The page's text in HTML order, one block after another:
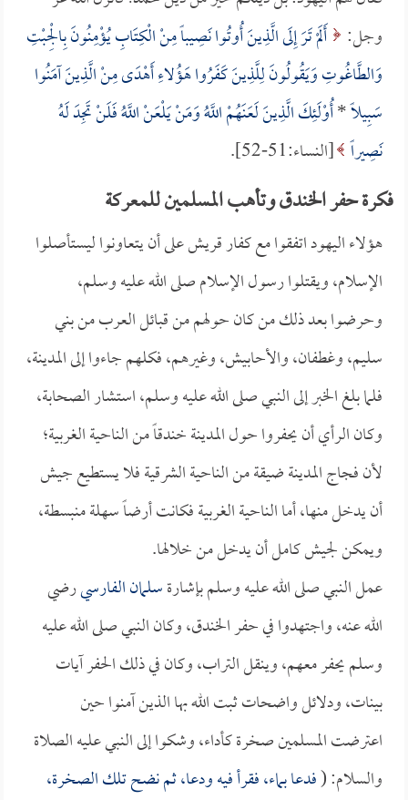
وجل: أَلَمْ تَرَ إِلَى الَّذِينَ أُوتُوا نَصِيباً مِنْ الْكِتَابِ يُؤْمِنُونَ بِالْجِبْتِ
وَالطَّاغُوتِ وَيَقُولُونَ لِلَّذِينَ كَفَرُوا هَؤُلاءِ أَهْدَى مِنْ الَّذِينَ آمَنُوا
سَبِيلاً*أُوْلَئِكَ الَّذِينَ لَعَنَهُمْ اللَّهُ وَمَنْ يَلْعَنْ اللَّهُ فَلَنْ تَجِدَ لَهُ
نَصِيراً [النساء:51-52].
فكرة حفر الخندق وتأهب المسلمين للمعركة
هؤلاء اليهود اتفقوا مع كفار قريش على أن يتعاونوا ليستأصلوا
الإسلام، ويقتلوا رسول الإسلام صلى الله عليه وسلم،
وحرضوا بعد ذلك من كان حولهم من قبائل العرب من بني
سليم، وغطفان، والأحابيش، وغيرهم، فكلهم جاءوا إلى المدينة،
فلما بلغ الخبر إلى النبي صلى الله عليه وسلم، استشار الصحابة،
وكان الرأي أن يحفروا حول المدينة خندقاً من الناحية الغربية؛
لأن فجاج المدينة ضيقة من الناحية الشرقية فلا يستطيع جيش
أن يدخل منها، أما الناحية الغربية فكانت أرضاً سهلة منبسطة،
ويمكن لجيش كامل أن يدخل من خلالها.
عمل النبي صلى الله عليه وسلم بإشارةسلمان الفارسيرضي
الله عنه، واجتهدوا في حفر الخندق، وكان النبي صلى الله عليه
وسلم يحفر معهم، وينقل التراب، وكان في ذلك الحفر آيات
بينات، ودلائل واضحات ثبت الله بها الذين آمنوا حين
اعترضت المسلمين صخرة كأداء، وشكوا إلى النبي عليه الصلاة
والسلام: (فدعا بماء، فقرأ فيه ودعا، ثم نضح تلك الصخرة،